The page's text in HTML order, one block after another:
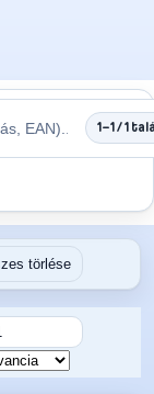
1–1 / 1
törlése